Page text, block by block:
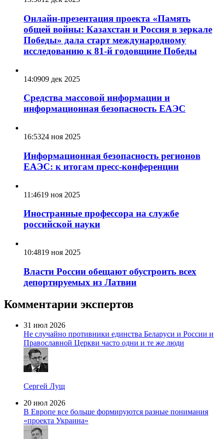
Онлайн-презентация проекта «Память
общей войны: Казахстан и Россия в зеркале
Победы» дала старт международному
исследованию к 81-й годовщине Победы
14:0909 дек 2025
Средства массовой информации и
информационная безопасность ЕАЭС
16:5324 ноя 2025
Информационная безопасность регионов
ЕАЭС: к итогам пресс-конференции
11:4619 ноя 2025
Иностранные профессора на службе
российской науки
10:4819 ноя 2025
Власти России обещают обустроить всех
депортируемых из Латвии
Комментарии экспертов
31 июл 2026
Не случайно противники единства Беларуси и России и
Православной Церкви часто одни и те же люди
Сергей Лущ
20 июл 2026
В Европе все больше формируются разные понимания
«проекта Украина»